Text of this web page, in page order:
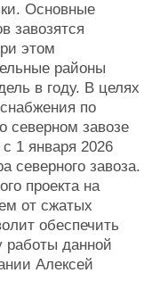
Основные
завозятся
этом
районы
в году. В целях
по
северном завозе
1 января 2026
северного завоза.
проекта на
от сжатых
обеспечить
работы данной
Алексей